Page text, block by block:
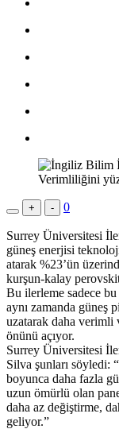
+ - 0
Surrey Üniversitesi
güneş enerjisi
atarak %23’ün
kurşun-kalay
Bu ilerleme sadece
aynı zamanda güneş
uzatarak daha verimli
önünü açıyor.
Surrey Üniversitesi
Silva şunları söyledi:
boyunca daha fazla
uzun ömürlü olan
daha az değiştirme,
geliyor.”